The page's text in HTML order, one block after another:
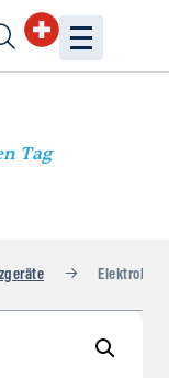
Tag